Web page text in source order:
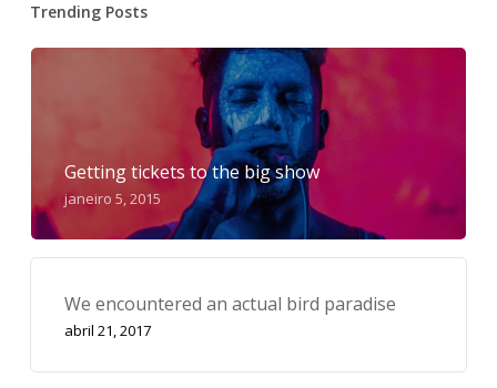
Trending Posts
Getting tickets to the big show
janeiro 5, 2015
We encountered an actual bird paradise
abril 21, 2017